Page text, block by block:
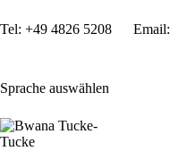
Tel: +49 4826 5208 Email:
Sprache auswählen